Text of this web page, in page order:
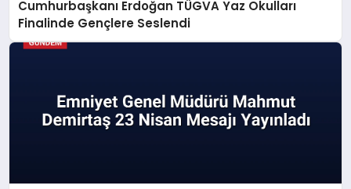
Cumhurbaşkanı Erdoğan TÜGVA Yaz Okulları
Finalinde Gençlere Seslendi